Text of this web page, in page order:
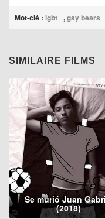
Mot-clé : lgbt ,gay bears
SIMILAIRE FILMS
Se murió Juan
(2018)